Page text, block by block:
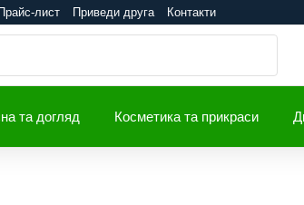
Прайс-лист Приведи друга Контакти
та догляд Косметика та прикраси